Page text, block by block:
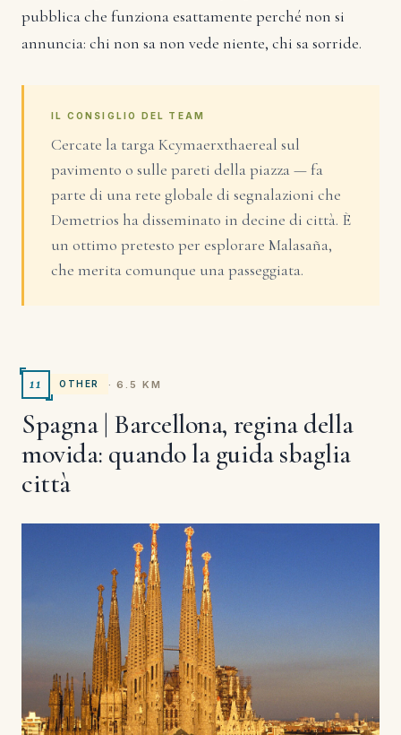
pubblica che funziona esattamente perché non si
annuncia: chi non sa non vede niente, chi sa sorride.
IL CONSIGLIO DEL TEAM
Cercate la targa Kcymaerxthaereal sul
pavimento o sulle pareti della piazza — fa
parte di una rete globale di segnalazioni che
Demetrios ha disseminato in decine di città. È
un ottimo pretesto per esplorare Malasaña,
che merita comunque una passeggiata.
11 OTHER · 6.5 KM
Spagna | Barcellona, regina della
movida: quando la guida sbaglia
città